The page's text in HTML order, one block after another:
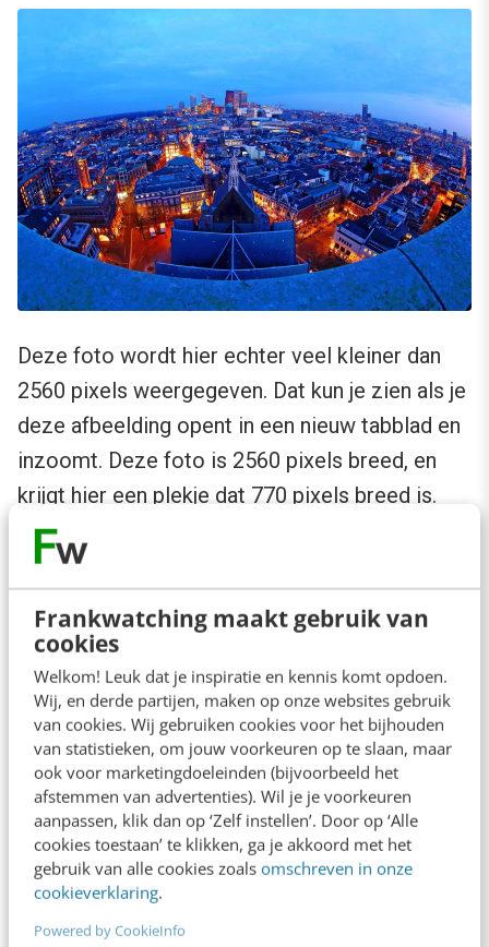
Frankwatching maakt gebruik van
cookies
Welkom! Leuk dat je inspiratie en kennis komt opdoen.
Wij, en derde partijen, maken op onze websites gebruik
van cookies. Wij gebruiken cookies voor het bijhouden
van statistieken, om jouw voorkeuren op te slaan, maar
ook voor marketingdoeleinden (bijvoorbeeld het
afstemmen van advertenties). Wil je je voorkeuren
aanpassen, klik dan op ‘Zelf instellen’. Door op ‘Alle
cookies toestaan’ te klikken, ga je akkoord met het
gebruik van alle cookies zoals omschreven in onze
cookieverklaring.
Powered by CookieInfo
Deze foto wordt hier echter veel kleiner dan
2560 pixels weergegeven. Dat kun je zien als je
deze afbeelding opent in een nieuw tabblad en
inzoomt. Deze foto is 2560 pixels breed, en
krijgt hier een plekje dat 770 pixels breed is.
Dat is dus iets wat je wil voorkomen, want je
kunt op een website de foto’s het beste op
Zoals je in onderstaande afbeelding kunt zien,
kun je kiezen hoe je een foto op een site
plaatst. In deze WordPress-omgeving kun je
kiezen om de foto op volledige grootte weer
te geven.